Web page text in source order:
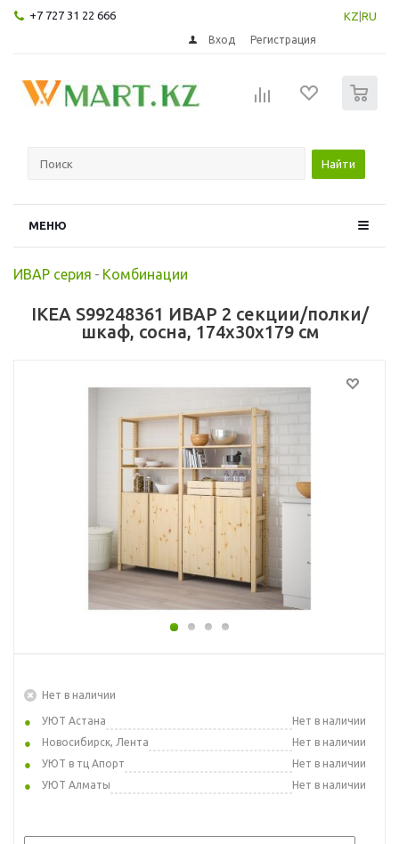
+7 727 31 22 666 KZ RU
Вход Регистрация
Найти
МЕНЮ
ИВАР серия - Комбинации
IKEA S99248361 ИВАР 2 секции/полки/
шкаф, сосна, 174x30x179 см
Нет в наличии
УЮТ Астана
Нет в наличии
Новосибирск, Лента
Нет в наличии
УЮТ в тц Апорт
Нет в наличии
УЮТ Алматы
Нет в наличии